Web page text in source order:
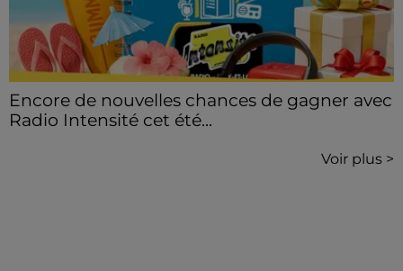
Encore de nouvelles chances de gagner avec
Radio Intensité cet été...
Voir plus >